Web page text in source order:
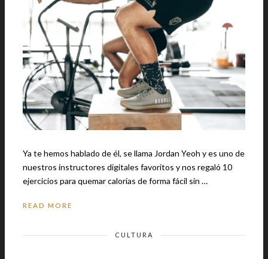
Ya te hemos hablado de él, se llama Jordan Yeoh y es uno de
nuestros instructores digitales favoritos y nos regaló 10
ejercicios para quemar calorías de forma fácil sin …
READ MORE
CULTURA